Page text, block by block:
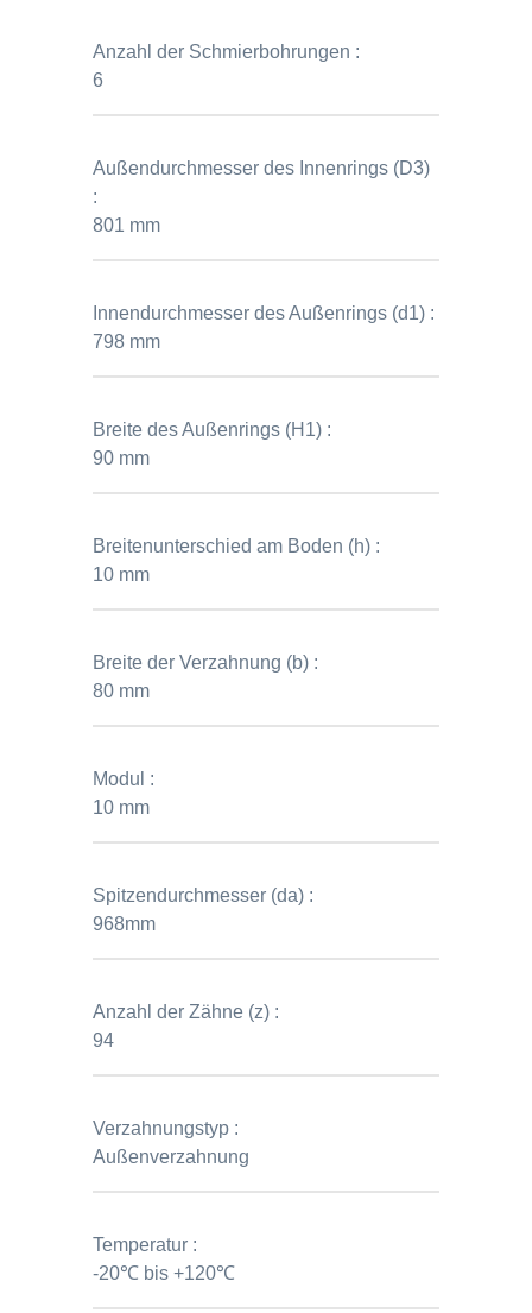
Anzahl der Schmierbohrungen :
6
Außendurchmesser des Innenrings (D3)
:
801 mm
Innendurchmesser des Außenrings (d1) :
798 mm
Breite des Außenrings (H1) :
90 mm
Breitenunterschied am Boden (h) :
10 mm
Breite der Verzahnung (b) :
80 mm
Modul :
10 mm
Spitzendurchmesser (da) :
968mm
Anzahl der Zähne (z) :
94
Verzahnungstyp :
Außenverzahnung
Temperatur :
-20℃ bis +120℃